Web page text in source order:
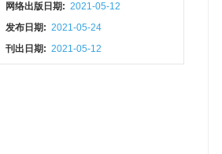
网络出版日期: 2021-05-12
发布日期: 2021-05-24
刊出日期: 2021-05-12